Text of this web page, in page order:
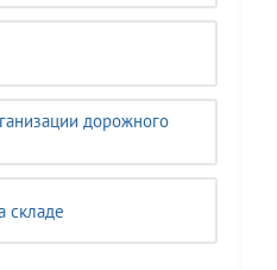
дорожного
складе